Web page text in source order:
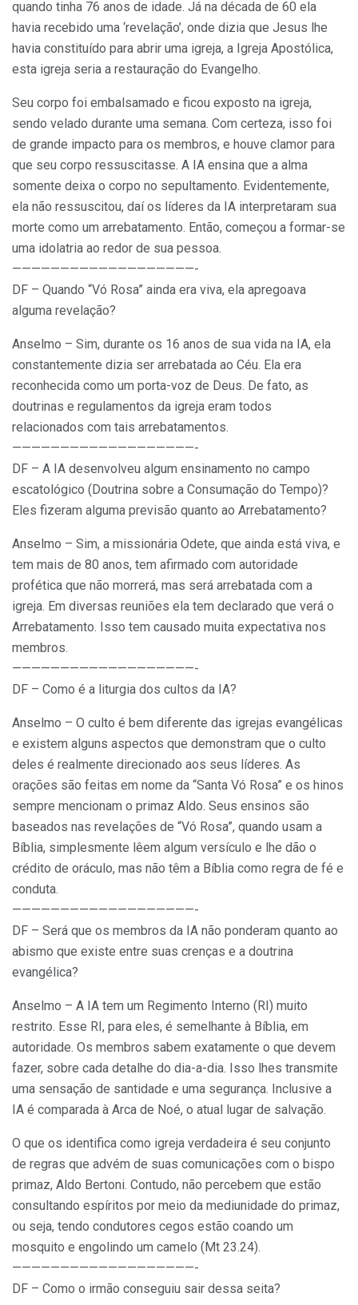
quando tinha 76 anos de idade. Já na década de 60 ela
havia recebido uma ‘revelação’, onde dizia que Jesus lhe
havia constituído para abrir uma igreja, a Igreja Apostólica,
esta igreja seria a restauração do Evangelho.
Seu corpo foi embalsamado e ficou exposto na igreja,
sendo velado durante uma semana. Com certeza, isso foi
de grande impacto para os membros, e houve clamor para
que seu corpo ressuscitasse. A IA ensina que a alma
somente deixa o corpo no sepultamento. Evidentemente,
ela não ressuscitou, daí os líderes da IA interpretaram sua
morte como um arrebatamento. Então, começou a formar-se
uma idolatria ao redor de sua pessoa.
———————————————————-
DF – Quando “Vó Rosa” ainda era viva, ela apregoava
alguma revelação?
Anselmo – Sim, durante os 16 anos de sua vida na IA, ela
constantemente dizia ser arrebatada ao Céu. Ela era
reconhecida como um porta-voz de Deus. De fato, as
doutrinas e regulamentos da igreja eram todos
relacionados com tais arrebatamentos.
———————————————————-
DF – A IA desenvolveu algum ensinamento no campo
escatológico (Doutrina sobre a Consumação do Tempo)?
Eles fizeram alguma previsão quanto ao Arrebatamento?
Anselmo – Sim, a missionária Odete, que ainda está viva, e
tem mais de 80 anos, tem afirmado com autoridade
profética que não morrerá, mas será arrebatada com a
igreja. Em diversas reuniões ela tem declarado que verá o
Arrebatamento. Isso tem causado muita expectativa nos
membros.
———————————————————-
DF – Como é a liturgia dos cultos da IA?
Anselmo – O culto é bem diferente das igrejas evangélicas
e existem alguns aspectos que demonstram que o culto
deles é realmente direcionado aos seus líderes. As
orações são feitas em nome da “Santa Vó Rosa” e os hinos
sempre mencionam o primaz Aldo. Seus ensinos são
baseados nas revelações de “Vó Rosa”, quando usam a
Bíblia, simplesmente lêem algum versículo e lhe dão o
crédito de oráculo, mas não têm a Bíblia como regra de fé e
conduta.
———————————————————-
DF – Será que os membros da IA não ponderam quanto ao
abismo que existe entre suas crenças e a doutrina
evangélica?
Anselmo – A IA tem um Regimento Interno (RI) muito
restrito. Esse RI, para eles, é semelhante à Bíblia, em
autoridade. Os membros sabem exatamente o que devem
fazer, sobre cada detalhe do dia-a-dia. Isso lhes transmite
uma sensação de santidade e uma segurança. Inclusive a
IA é comparada à Arca de Noé, o atual lugar de salvação.
O que os identifica como igreja verdadeira é seu conjunto
de regras que advém de suas comunicações com o bispo
primaz, Aldo Bertoni. Contudo, não percebem que estão
consultando espíritos por meio da mediunidade do primaz,
ou seja, tendo condutores cegos estão coando um
mosquito e engolindo um camelo (Mt 23.24).
———————————————————-
DF – Como o irmão conseguiu sair dessa seita?